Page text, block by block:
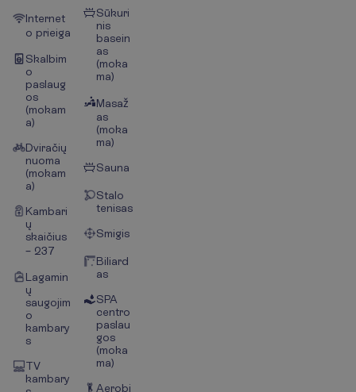
Internet
o prieiga
Skalbim
o
paslaug
os
(mokam
a)
Dviračių
nuoma
(mokam
a)
Kambari
ų
skaičius
– 237
Lagamin
ų
saugojim
o
kambary
s
TV
kambary
Sūkuri
nis
basein
as
(moka
ma)
Masaž
as
(moka
ma)
Sauna
Stalo
tenisas
Smigis
Biliard
as
SPA
centro
paslau
gos
(moka
ma)
Aerobi